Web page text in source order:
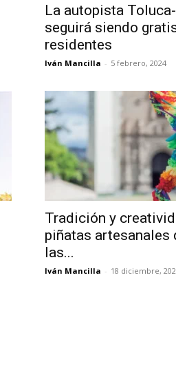
La autopista
seguirá siendo
residentes
Iván Mancilla - 5 febrero, 2024
Tradición y
piñatas artesanales
las...
Iván Mancilla - 18 diciembre,